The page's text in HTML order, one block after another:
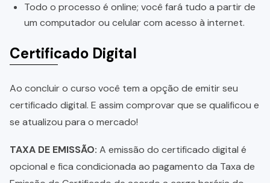
Todo o processo é online; você fará tudo a partir de
um computador ou celular com acesso à internet.
Certificado Digital
Ao concluir o curso você tem a opção de emitir seu
certificado digital. E assim comprovar que se qualificou e
se atualizou para o mercado!
TAXA DE EMISSÃO: A emissão do certificado digital é
opcional e fica condicionada ao pagamento da Taxa de